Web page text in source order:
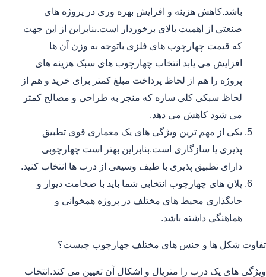
باشد.کاهش هزینه و افزایش بهره وری در پروژه های
صنعتی از اهمیت بالای برخوردار است.بنابراین از این جهت
که قیمت چهارچوب های فلزی باتوجه به وزن آن ها
افزایش می یابد انتخاب چهارچوب های سبک هزینه های
پروژه را هم از لحاظ پرداخت مبلغ کمتر برای خرید و هم از
لحاظ سبکی کلی سازه که منجر به طراحی و مصالح کمتر
می شود کاهش می دهد.
یکی از مهم ترین ویژگی های یک معماری قوی تطبیق
پذیری یا سازگاری است.بنابراین بهتر است چهارچوبی
دارای تطبیق پذیری با طیف وسیعی از درب ها انتخاب کنید.
پلان های چهارچوب انتخابی شما باید با ضخامت دیوار و
جایگذاری محیط های مختلف در پروژه همخوانی و
هماهنگی داشته باشد.
تفاوت شکل ها و جنس های مختلف چهارچوب چیست؟
ویژگی های یک درب را متریال و اشکال آن تعیین می کند.انتخاب